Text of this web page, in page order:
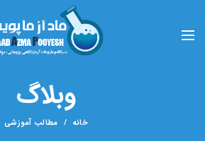
وبلاگ
خانه مطالب آموزشی